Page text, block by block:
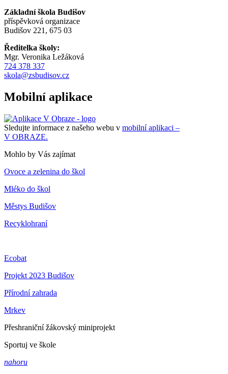
Základní škola Budišov
příspěvková organizace
Budišov 221, 675 03
Ředitelka školy:
Mgr. Veronika Ležáková
724 378 337
skola@zsbudisov.cz
Mobilní aplikace
Sledujte informace z našeho webu v mobilní aplikaci –
V OBRAZE.
Mohlo by Vás zajímat
Ovoce a zelenina do škol
Mléko do škol
Městys Budišov
Recyklohraní
Ecobat
Projekt 2023 Budišov
Přírodní zahrada
Mrkev
Přeshraniční žákovský miniprojekt
Sportuj ve škole
nahoru